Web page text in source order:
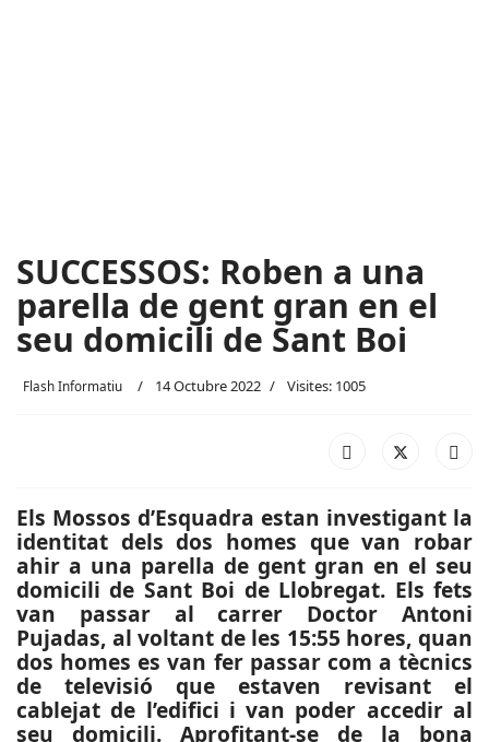
SUCCESSOS: Roben a una
parella de gent gran en el
seu domicili de Sant Boi
Flash Informatiu 14 Octubre 2022 Visites: 1005
Els Mossos d’Esquadra estan investigant la
identitat dels dos homes que van robar
ahir a una parella de gent gran en el seu
domicili de Sant Boi de Llobregat. Els fets
van passar al carrer Doctor Antoni
Pujadas, al voltant de les 15:55 hores, quan
dos homes es van fer passar com a tècnics
de televisió que estaven revisant el
cablejat de l’edifici i van poder accedir al
seu domicili. Aprofitant-se de la bona